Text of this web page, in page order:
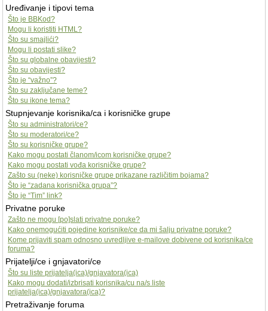
Uređivanje i tipovi tema
Što je BBKod?
Mogu li koristiti HTML?
Što su smajlići?
Mogu li postati slike?
Što su globalne obavijesti?
Što su obavijesti?
Što je “važno”?
Što su zaključane teme?
Što su ikone tema?
Stupnjevanje korisnika/ca i korisničke grupe
Što su administratori/ce?
Što su moderatori/ce?
Što su korisničke grupe?
Kako mogu postati članom/icom korisničke grupe?
Kako mogu postati vođa korisničke grupe?
Zašto su (neke) korisničke grupe prikazane različitim bojama?
Što je “zadana korisnička grupa”?
Što je “Tim” link?
Privatne poruke
Zašto ne mogu [po]slati privatne poruke?
Kako onemogućiti pojedine korisnike/ce da mi šalju privatne poruke?
Kome prijaviti spam odnosno uvredljive e-mailove dobivene od korisnika/ce
foruma?
Prijatelji/ce i gnjavatori/ce
Što su liste prijatelja(ica)/gnjavatora(ica)
Kako mogu dodati/izbrisati korisnika/cu na/s liste
prijatelja(ica)/gnjavatora(ica)?
Pretraživanje foruma